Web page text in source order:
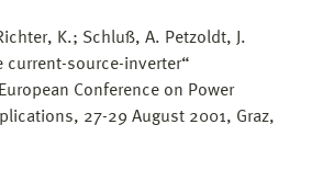
K.; Schluß, A. Petzoldt, J.
current-source-inverter“
Conference on Power
27-29 August 2001, Graz,